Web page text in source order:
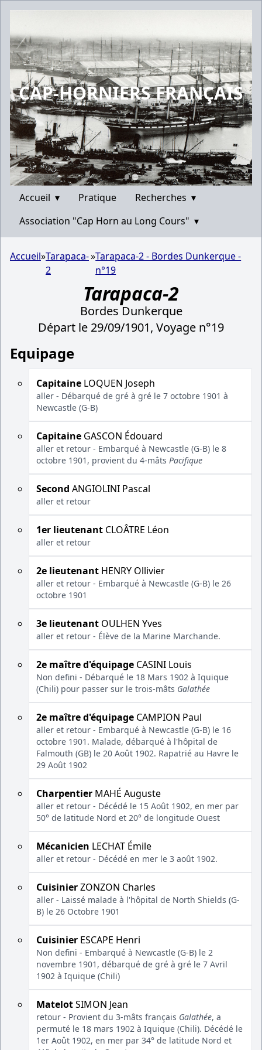
CAP-HORNIERS FRANÇAIS
Accueil ▾ Pratique Recherches ▾
Association "Cap Horn au Long Cours" ▾
Accueil»Tarapaca-
2
»Tarapaca-2 - Bordes Dunkerque -
n°19
Tarapaca-2
Bordes Dunkerque
Départ le 29/09/1901, Voyage n°19
Equipage
Capitaine LOQUEN Joseph
aller - Débarqué de gré à gré le 7 octobre 1901 à
Newcastle (G-B)
Capitaine GASCON Édouard
aller et retour - Embarqué à Newcastle (G-B) le 8
octobre 1901, provient du 4-mâts Pacifique
Second ANGIOLINI Pascal
aller et retour
1er lieutenant CLOÂTRE Léon
aller et retour
2e lieutenant HENRY Ollivier
aller et retour - Embarqué à Newcastle (G-B) le 26
octobre 1901
3e lieutenant OULHEN Yves
aller et retour - Élève de la Marine Marchande.
2e maître d'équipage CASINI Louis
Non defini - Débarqué le 18 Mars 1902 à Iquique
(Chili) pour passer sur le trois-mâts Galathée
2e maître d'équipage CAMPION Paul
aller et retour - Embarqué à Newcastle (G-B) le 16
octobre 1901. Malade, débarqué à l'hôpital de
Falmouth (GB) le 20 Août 1902. Rapatrié au Havre le
29 Août 1902
Charpentier MAHÉ Auguste
aller et retour - Décédé le 15 Août 1902, en mer par
50° de latitude Nord et 20° de longitude Ouest
Mécanicien LECHAT Émile
aller et retour - Décédé en mer le 3 août 1902.
CuisinierZONZON Charles
aller - Laissé malade à l'hôpital de North Shields (G-
B) le 26 Octobre 1901
Cuisinier ESCAPE Henri
Non defini - Embarqué à Newcastle (G-B) le 2
novembre 1901, débarqué de gré à gré le 7 Avril
1902 à Iquique (Chili)
MatelotSIMON Jean
retour - Provient du 3-mâts français Galathée, a
permuté le 18 mars 1902 à Iquique (Chili). Décédé le
1er Août 1902, en mer par 34° de latitude Nord et